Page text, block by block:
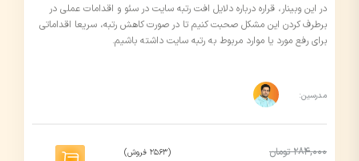
در این وبینار، قراره درباره دلایل افت رتبه سایت در سئو و اقدامات عملی در
برطرف کردن این مشکل صحبت کنیم تا در صورت کاهش رتبه، سریعا اقداماتی
برای رفع مورد یا موارد مربوط به رتبه سایت داشته باشیم.
مدرسین:
284,000 تومان (2563 فروش)